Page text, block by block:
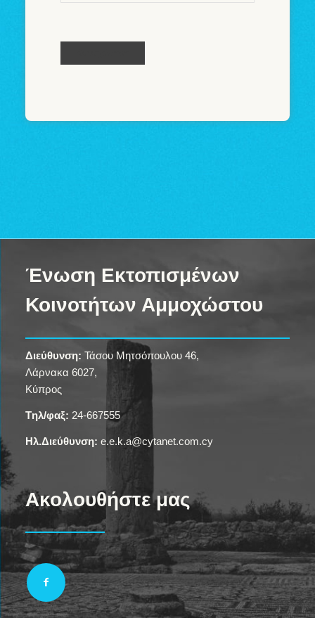
Ένωση Εκτοπισμένων
Κοινοτήτων Αμμοχώστου
Διεύθυνση: Τάσου Μητσόπουλου 46,
Λάρνακα 6027,
Κύπρος
Tηλ/φαξ: 24-667555
Ηλ.Διεύθυνση: e.e.k.a@cytanet.com.cy
Ακολουθήστε μας